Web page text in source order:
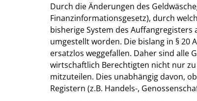
Durch die Änderungen des
Finanzinformationsgesetz), durch
bisherige System des
umgestellt worden. Die bislang in § 20
ersatzlos weggefallen. Daher sind alle
wirtschaftlich Berechtigten nicht nur
mitzuteilen. Dies unabhängig davon,
Registern (z.B. Handels-,